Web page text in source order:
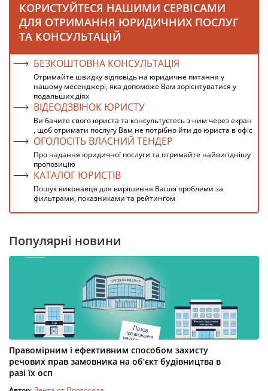
КОРИСТУЙТЕСЯ НАШИМИ СЕРВІСАМИ
ДЛЯ ОТРИМАННЯ ЮРИДИЧНИХ ПОСЛУГ
ТА КОНСУЛЬТАЦІЙ
БЕЗКОШТОВНА КОНСУЛЬТАЦІЯ
Отримайте швидку відповідь на юридичне питання у
нашому месенджері, яка допоможе Вам зорієнтуватися у
подальших діях
ВІДЕОДЗВІНОК ЮРИСТУ
Ви бачите свого юриста та консультуєтесь з ним через екран
, щоб отримати послугу Вам не потрібно йти до юриста в офіс
ОГОЛОСІТЬ ВЛАСНИЙ ТЕНДЕР
Про надання юридичної послуги та отримайте найвигіднішу
пропозицію
КАТАЛОГ ЮРИСТІВ
Пошук виконавця для вирішення Вашої проблеми за
фильтрами, показниками та рейтингом
Популярні новини
Правомірним і ефективним способом захисту
речових прав замовника на об’єкт будівництва в
разі їх осп